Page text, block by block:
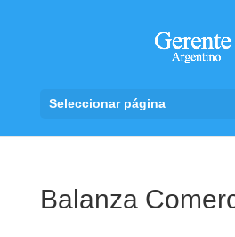
Seleccionar página
Balanza